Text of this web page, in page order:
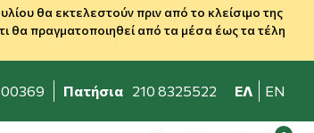
θα εκτελεστούν πριν από το κλείσιμο της
θα πραγματοποιηθεί από τα μέσα έως τα τέλη
Πατήσια 210 8325522 ΕΛ EN